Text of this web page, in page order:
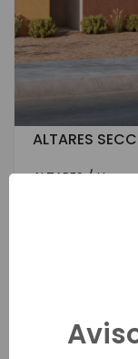
ALTARES
ALTARES /
$924,000 MXN